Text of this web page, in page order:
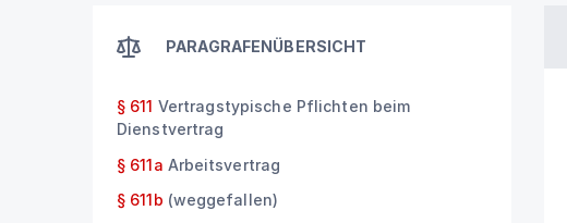
PARAGRAFENÜBERSICHT
§ 611 Vertragstypische Pflichten beim
Dienstvertrag
§ 611a Arbeitsvertrag
§ 611b (weggefallen)